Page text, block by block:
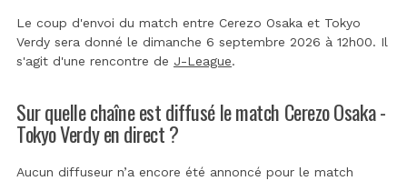
Le coup d'envoi du match entre Cerezo Osaka et Tokyo
Verdy sera donné le dimanche 6 septembre 2026 à 12h00. Il
s'agit d'une rencontre de J-League.
Sur quelle chaîne est diffusé le match Cerezo Osaka -
Tokyo Verdy en direct ?
Aucun diffuseur n’a encore été annoncé pour le match